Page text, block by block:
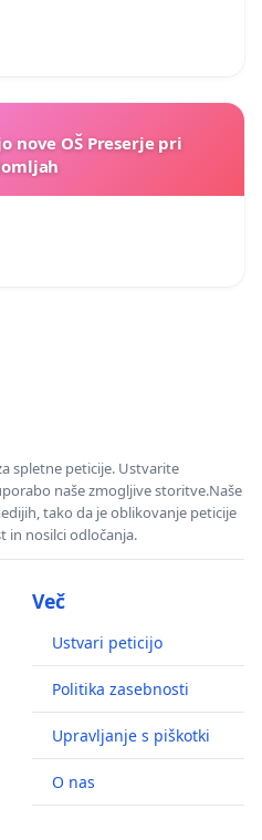
nove OŠ Preserje pri
spletne peticije. Ustvarite
naše zmogljive storitve.Naše
tako da je oblikovanje peticije
in nosilci odločanja.
Več
Ustvari peticijo
Politika zasebnosti
Upravljanje s piškotki
O nas